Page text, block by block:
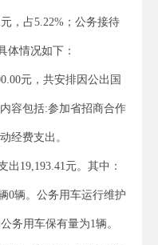
，占5.22%；公务接待
体情况如下：
元，共安排因公出国
容包括:参加省招商合作
经费支出。
19,193.41元。其中：
0辆。公务用车运行维护
务用车保有量为1辆。